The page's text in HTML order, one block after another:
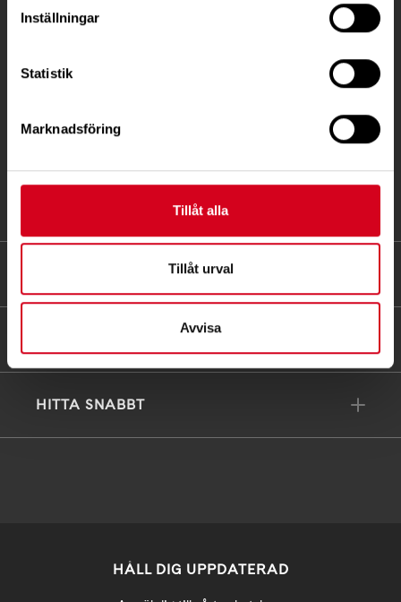
Inställningar
Statistik
Marknadsföring
Tillåt alla
Tillåt urval
Avvisa
Postadress:
PG 90 10 07-5 | BG 901-0075 | Swishgåva 90 100
HITTA SNABBT
HÅLL DIG UPPDATERAD